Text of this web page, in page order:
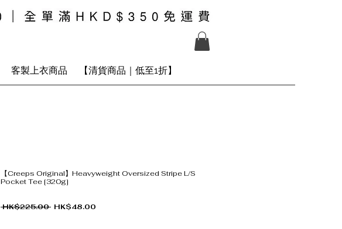
客製上衣商品 【清貨商品｜低至1折】
【Creeps Original】Heavyweight Oversized Stripe L/S
Pocket Tee [320g]
HK$225.00 一般價格
HK$48.00